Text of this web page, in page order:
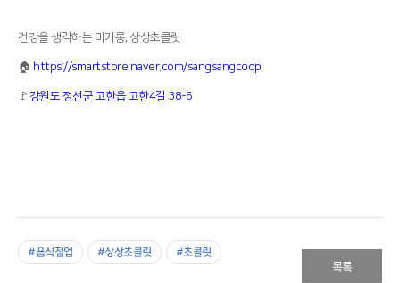
건강을 생각하는 마카롱, 상상초콜릿
🏠 https://smartstore.naver.com/sangsangcoop
🚩강원도 정선군 고한읍 고한4길 38-6
#음식점업 #상상초콜릿 #초콜릿
목록